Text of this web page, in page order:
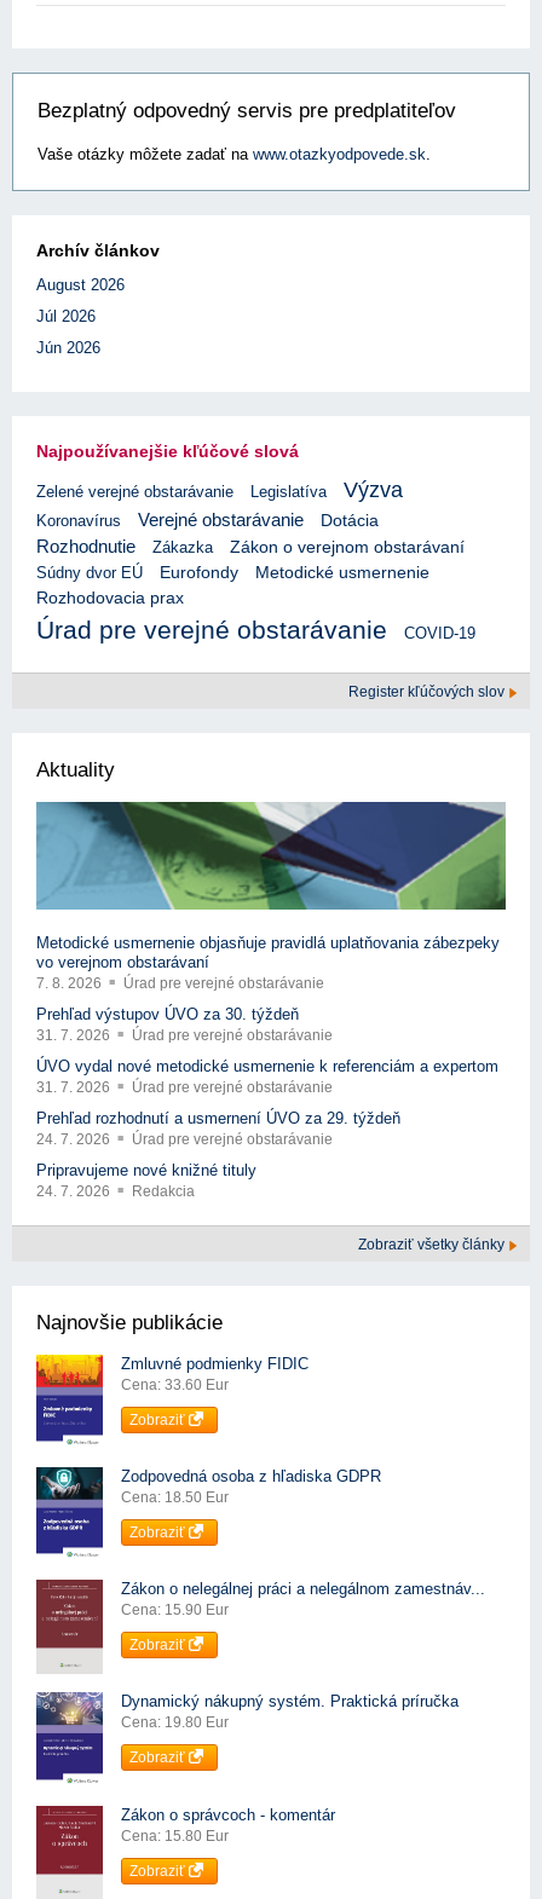
Bezplatný odpovedný servis pre predplatiteľov
Vaše otázky môžete zadať na www.otazkyodpovede.sk
Archív článkov
August 2026
Júl 2026
Jún 2026
Najpoužívanejšie kľúčové slová
Zelené verejné obstarávanie Legislatíva Výzva
Koronavírus Verejné obstarávanie Dotácia
Rozhodnutie Zákazka
Zákon o verejnom obstarávaní
Súdny dvor EÚ
Eurofondy Metodické usmernenie
Rozhodovacia prax
Úrad pre verejné obstarávanie COVID-19
Register kľúčových slov
Aktuality
Metodické usmernenie objasňuje pravidlá uplatňovania zábezpeky
vo verejnom obstarávaní
7. 8. 2026 Úrad pre verejné obstarávanie
Prehľad výstupov ÚVO za 30. týždeň
31. 7. 2026 Úrad pre verejné obstarávanie
ÚVO vydal nové metodické usmernenie k referenciám a expertom
31. 7. 2026 Úrad pre verejné obstarávanie
Prehľad rozhodnutí a usmernení ÚVO za 29. týždeň
24. 7. 2026 Úrad pre verejné obstarávanie
Pripravujeme nové knižné tituly
24. 7. 2026 Redakcia
Zobraziť všetky články
Najnovšie publikácie
Zmluvné podmienky FIDIC
Cena: 33.60 Eur
Zobraziť
Zodpovedná osoba z hľadiska GDPR
Cena: 18.50 Eur
Zobraziť
Zákon o nelegálnej práci a nelegálnom zamestnáv...
Cena: 15.90 Eur
Zobraziť
Dynamický nákupný systém. Praktická príručka
Cena: 19.80 Eur
Zobraziť
Zákon o správcoch - komentár
Cena: 15.80 Eur
Zobraziť